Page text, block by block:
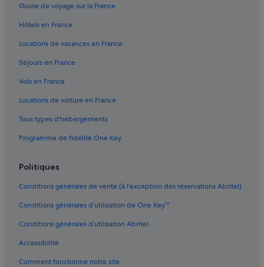
Carnoux-En-Provence : hôtels Hôtels avec piscine
Carnoux-En-Provence : hôtels Hôtels LGBTQIA+ friendly
Carnoux-En-Provence : hôtels
Carnoux-En-Provence : Lodges
Carnoux-En-Provence : Maisons de ville
Carnoux-En-Provence : Palaces
Carnoux-En-Provence : Motels
Carnoux-En-Provence : Résidences de vacances
Carnoux-En-Provence : Riads
Cassis : hôtels Hôtels avec terrains de tennis
Cassis : hôtels Hôtels historiques
Cassis : hôtels Hôtels tout compris
Cassis : hôtels Hôtels avec bains à remous
Gare d'Aubagne : Appart’hôtels
Guide de voyage sur la France
Hôtels en France
Locations de vacances en France
Séjours en France
Vols en France
Locations de voiture en France
Tous types d'hébergements
Programme de fidélité One Key
Politiques
Conditions générales de vente (à l’exception des réservations Abritel)
Conditions générales d’utilisation de One Key™
Conditions générales d’utilisation Abritel
Accessibilité
Comment fonctionne notre site